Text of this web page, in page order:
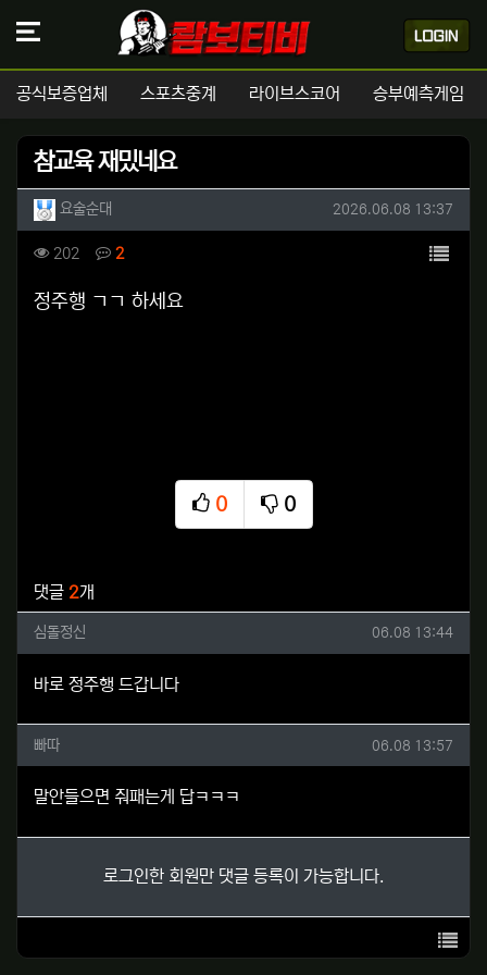
공식보증업체 스포츠중계 라이브스코어 승부예측게임
참교육 재밌네요
작성자 정보
요술순대 작성일
2026.06.08 13:37
컨텐츠 정보
202 조회 2댓글 목록
본문
정주행 ㄱㄱ 하세요
0
추천
0
비추천
댓글 2개
심돌정신님의 댓글
심돌정신 작성일
06.08 13:44
바로 정주행 드갑니다
빠따님의 댓글
빠따 작성일
06.08 13:57
말안들으면 줘패는게 답ㅋㅋㅋ
로그인한 회원만 댓글 등록이 가능합니다.
목록